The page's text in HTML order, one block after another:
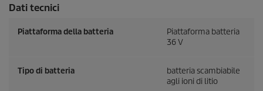
Dati tecnici
Piattaforma della batteria
Piattaforma batteria
36 V
Tipo di batteria
batteria scambiabile
agli ioni di litio